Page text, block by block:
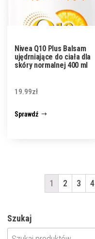
Nivea Q10 Plus Balsam
ujędrniające do ciała dla
skóry normalnej 400 ml
19.99zł
Sprawdź
1 2 3 4
Szukaj